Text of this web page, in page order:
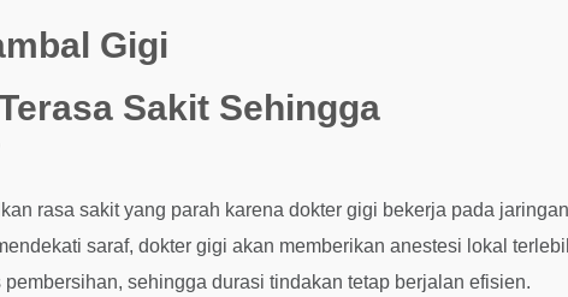
Gigi
Sakit Sehingga
rasa sakit yang parah karena dokter gigi bekerja pada jaringan
saraf, dokter gigi akan memberikan anestesi lokal
sehingga durasi tindakan tetap berjalan efisien.